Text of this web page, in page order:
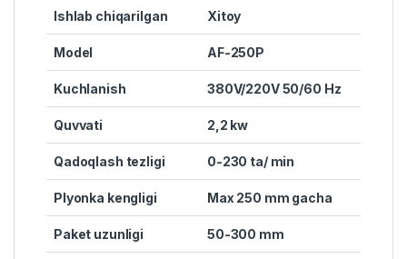
Ishlab chiqarilgan Xitoy
Model AF-250P
Kuchlanish 380V/220V 50/60 Hz
Quvvati 2,2 kw
Qadoqlash tezligi 0-230 ta/ min
Plyonka kengligi Max 250 mm gacha
Paket uzunligi 50-300 mm